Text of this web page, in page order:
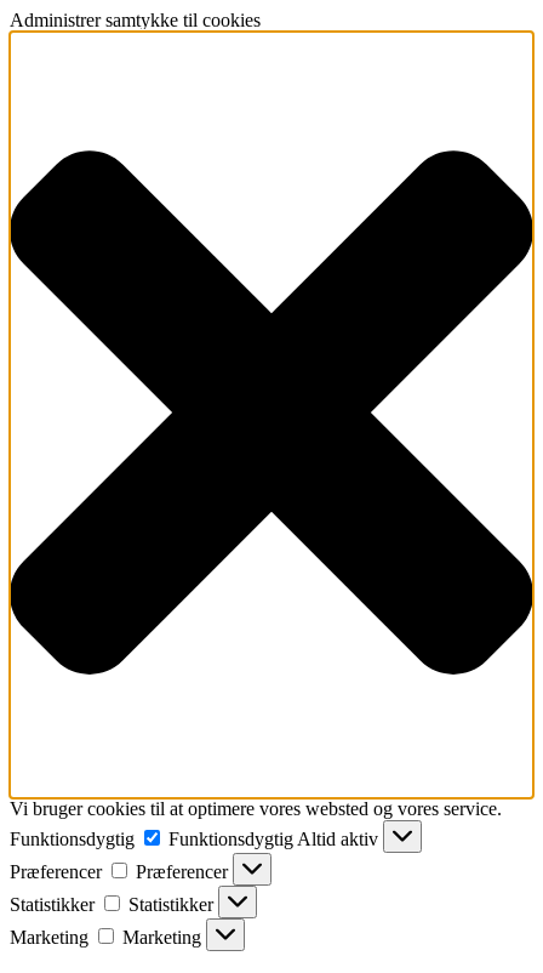
Administrer samtykke til cookies
Vi bruger cookies til at optimere vores websted og vores service.
Funktionsdygtig
Funktionsdygtig Altid aktiv
Præferencer
Præferencer
Statistikker
Statistikker
Marketing
Marketing